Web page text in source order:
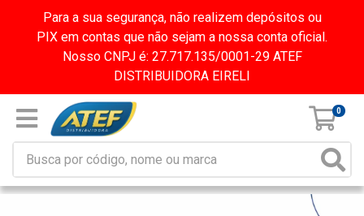
Para a sua segurança, não realizem depósitos ou
PIX em contas que não sejam a nossa conta oficial.
Nosso CNPJ é: 27.717.135/0001-29 ATEF
DISTRIBUIDORA EIRELI
0